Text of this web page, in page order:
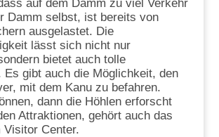
auf dem Damm zu viel Verkehr
Damm selbst, ist bereits von
ausgelastet. Die
lässt sich nicht nur
bietet auch tolle
Es gibt auch die Möglichkeit, den
mit dem Kanu zu befahren.
dann die Höhlen erforscht
Attraktionen, gehört auch das
Visitor Center.